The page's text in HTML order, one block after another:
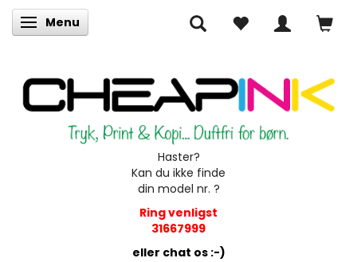
Skifte navigation
Menu
Haster?
Kan du ikke finde
din model nr. ?
Ring venligst
31667999
eller chat os :-)